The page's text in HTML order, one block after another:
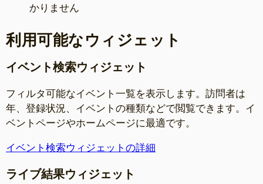
かりません
利用可能なウィジェット
イベント検索ウィジェット
フィルタ可能なイベント一覧を表示します。訪問者は
年、登録状況、イベントの種類などで閲覧できます。イ
ベントページやホームページに最適です。
イベント検索ウィジェットの詳細
ライブ結果ウィジェット